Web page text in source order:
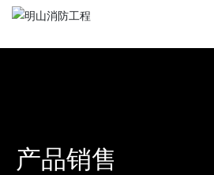
产品销售